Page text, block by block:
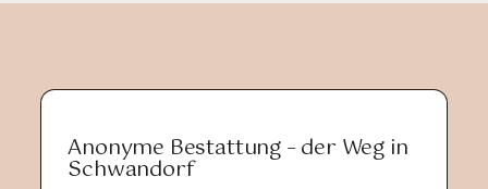
Anonyme Bestattung – der Weg in
Schwandorf